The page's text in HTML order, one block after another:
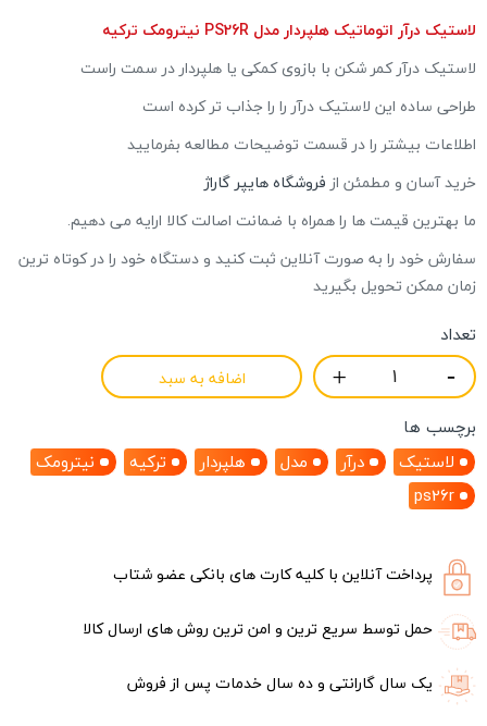
لاستیک درآر اتوماتیک هلپردار مدل PS26R نیترومک ترکیه
لاستیک درآر کمر شکن با بازوی کمکی یا هلپردار در سمت راست
طراحی ساده این لاستیک درآر را را جذاب تر کرده است
اطلاعات بیشتر را در قسمت توضیحات مطالعه بفرمایید
خرید آسان و مطمئن از فروشگاه هایپر گاراژ
ما بهترین قیمت ها را همراه با ضمانت اصالت کالا ارایه می دهیم.
سفارش خود را به صورت آنلاین ثبت کنید و دستگاه خود را در کوتاه ترین
زمان ممکن تحویل بگیرید
تعداد
اضافه به سبد
برچسب ها
لاستیک
درآر مدل هلپردار ترکیه
نیترومک
ps26r
پرداخت آنلاین با کلیه کارت های بانکی عضو شتاب
حمل توسط سریع ترین و امن ترین روش های ارسال کالا
یک سال گارانتی و ده سال خدمات پس از فروش